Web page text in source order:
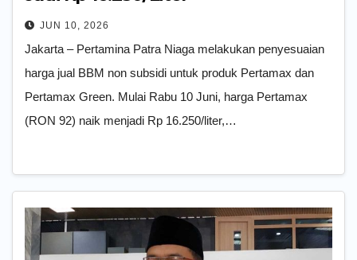
JUN 10, 2026
Jakarta – Pertamina Patra Niaga melakukan penyesuaian
harga jual BBM non subsidi untuk produk Pertamax dan
Pertamax Green. Mulai Rabu 10 Juni, harga Pertamax
(RON 92) naik menjadi Rp 16.250/liter,…